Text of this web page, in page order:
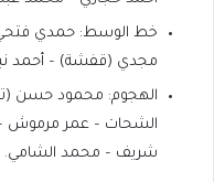
خط الوسط: حمدي فتحي
مجدي (قفشة) – أحمد
الهجوم: محمود حسن
الشحات – عمر
شريف – محمد الشامي.